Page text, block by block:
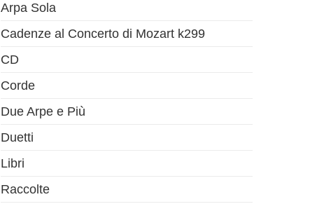
Arpa Sola
Cadenze al Concerto di Mozart k299
CD
Corde
Due Arpe e Più
Duetti
Libri
Raccolte